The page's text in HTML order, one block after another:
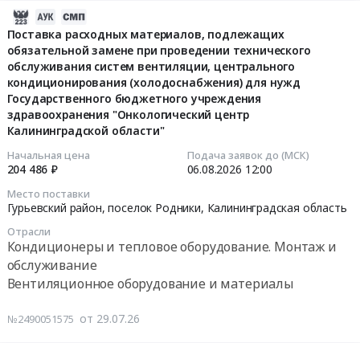
Поставка расходных материалов, подлежащих
обязательной замене при проведении технического
обслуживания систем вентиляции, центрального
кондиционирования (холодоснабжения) для нужд
Государственного бюджетного учреждения
здравоохранения "Онкологический центр
Калининградской области"
Начальная цена
204 486 ₽
Подача заявок до (МСК)
06.08.2026 12:00
Место поставки
Гурьевский район, поселок Родники, Калининградская область
Отрасли
Кондиционеры и тепловое оборудование. Монтаж и
обслуживание
Вентиляционное оборудование и материалы
№2490051575 от 29.07.26